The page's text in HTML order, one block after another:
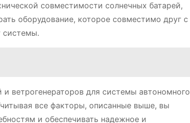
совместимости солнечных батарей,
оборудование, которое совместимо друг с
системы.
ветрогенераторов для системы автономного
все факторы, описанные выше, вы
и обеспечивать надежное и